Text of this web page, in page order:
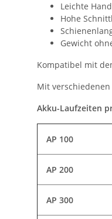
Leichte
Hohe
Gewicht
Kompatibel mit
Mit
Akku-Laufzeiten
AP 100
AP 200
AP 300